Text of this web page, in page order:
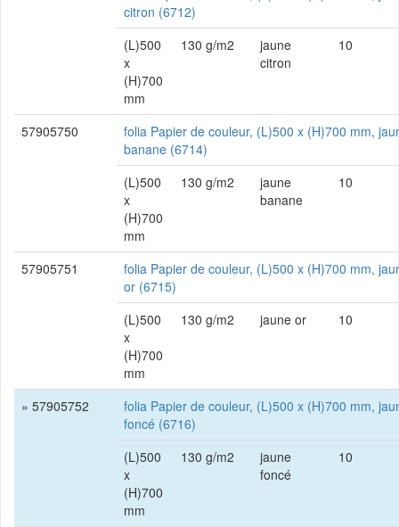
citron (6712)
(L)500
x
(H)700
mm
130 g/m2
jaune
citron
10
57905750
folia Papier de couleur, (L)500 x (H)700 mm,
banane (6714)
(L)500
x
(H)700
mm
130 g/m2
jaune
banane
10
57905751
folia Papier de couleur, (L)500 x (H)700 mm,
or (6715)
(L)500
x
(H)700
mm
130 g/m2 jaune or 10
» 57905752
folia Papier de couleur, (L)500 x (H)700 mm,
foncé (6716)
(L)500
x
(H)700
mm
130 g/m2
jaune
foncé
10